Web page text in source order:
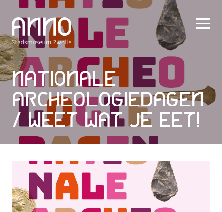
Nationale
Archeologiedagen
/ Weet wat je eet!